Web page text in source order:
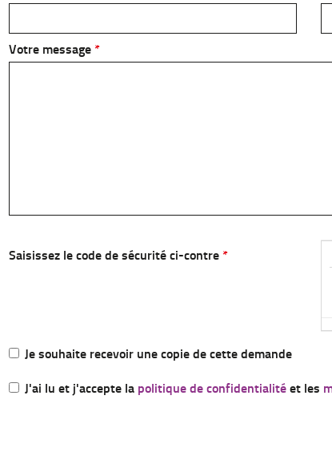
Votre message
Saisissez le code de sécurité ci-contre
Je souhaite recevoir une copie de cette demande
J'ai lu et j'accepte la politique de confidentialitéet les